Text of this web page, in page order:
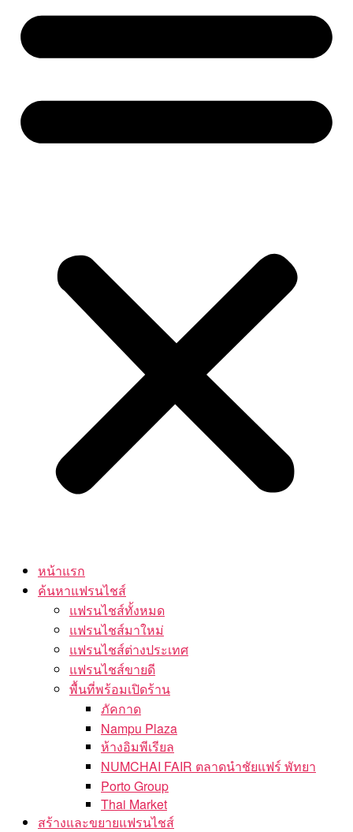
หน้าแรก
ค้นหาแฟรนไชส์
แฟรนไชส์ทั้งหมด
แฟรนไชส์มาใหม่
แฟรนไชส์ต่างประเทศ
แฟรนไชส์ขายดี
พื้นที่พร้อมเปิดร้าน
ภัคกาด
Nampu Plaza
ห้างอิมพีเรียล
NUMCHAI FAIR ตลาดนำชัยแฟร์ พัทยา
Porto Group
Thai Market
สร้างและขยายแฟรนไชส์